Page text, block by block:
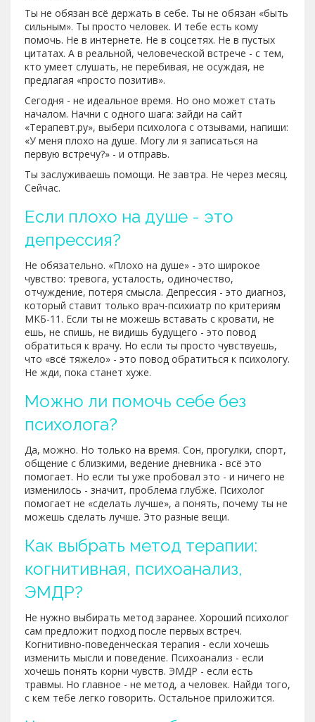
Ты не обязан всё держать в себе. Ты не обязан «быть
сильным». Ты просто человек. И тебе есть кому
помочь. Не в интернете. Не в соцсетях. Не в пустых
цитатах. А в реальной, человеческой встрече - с тем,
кто умеет слушать, не перебивая, не осуждая, не
предлагая «просто позитив».
Сегодня - не идеальное время. Но оно может стать
началом. Начни с одного шага: зайди на сайт
«Терапевт.ру», выбери психолога с отзывами, напиши:
«У меня плохо на душе. Могу ли я записаться на
первую встречу?» - и отправь.
Ты заслуживаешь помощи. Не завтра. Не через месяц.
Сейчас.
Если плохо на душе - это
депрессия?
Не обязательно. «Плохо на душе» - это широкое
чувство: тревога, усталость, одиночество,
отчуждение, потеря смысла. Депрессия - это диагноз,
который ставит только врач-психиатр по критериям
МКБ-11. Если ты не можешь вставать с кровати, не
ешь, не спишь, не видишь будущего - это повод
обратиться к врачу. Но если ты просто чувствуешь,
что «всё тяжело» - это повод обратиться к психологу.
Не жди, пока станет хуже.
Можно ли помочь себе без
психолога?
Да, можно. Но только на время. Сон, прогулки, спорт,
общение с близкими, ведение дневника - всё это
помогает. Но если ты уже пробовал это - и ничего не
изменилось - значит, проблема глубже. Психолог
помогает не «сделать лучше», а понять, почему ты не
можешь сделать лучше. Это разные вещи.
Как выбрать метод терапии:
когнитивная, психоанализ,
ЭМДР?
Не нужно выбирать метод заранее. Хороший психолог
сам предложит подход после первых встреч.
Когнитивно-поведенческая терапия - если хочешь
изменить мысли и поведение. Психоанализ - если
хочешь понять корни чувств. ЭМДР - если есть
травмы. Но главное - не метод, а человек. Найди того,
с кем тебе легко говорить. Остальное приложится.